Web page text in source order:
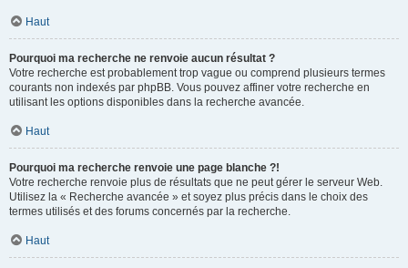
Haut
Pourquoi ma recherche ne renvoie aucun résultat ?
Votre recherche est probablement trop vague ou comprend plusieurs termes
courants non indexés par phpBB. Vous pouvez affiner votre recherche en
utilisant les options disponibles dans la recherche avancée.
Haut
Pourquoi ma recherche renvoie une page blanche ?!
Votre recherche renvoie plus de résultats que ne peut gérer le serveur Web.
Utilisez la « Recherche avancée » et soyez plus précis dans le choix des
termes utilisés et des forums concernés par la recherche.
Haut